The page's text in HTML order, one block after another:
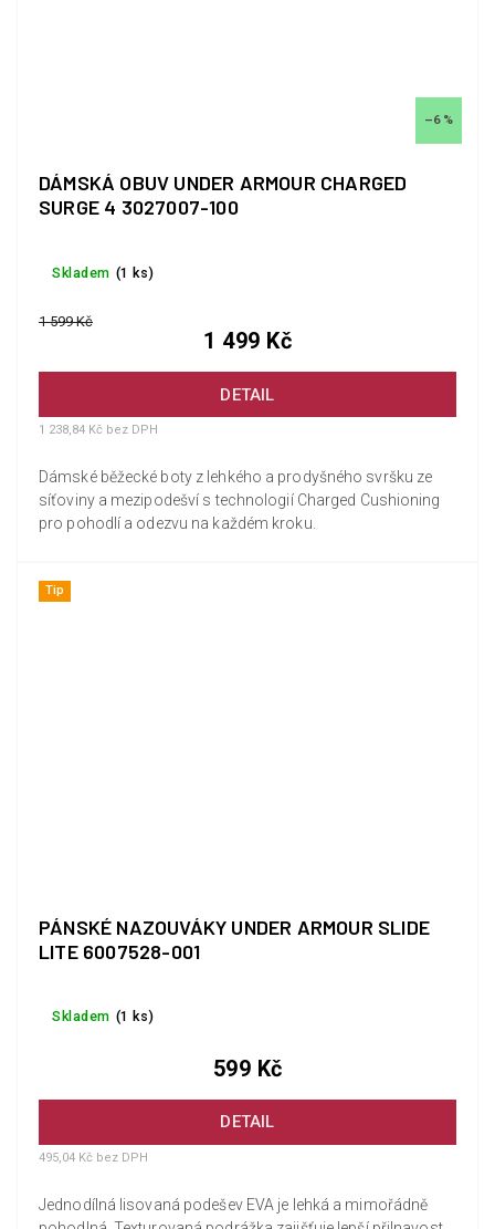
–6 %
DÁMSKÁ OBUV UNDER ARMOUR CHARGED
SURGE 4 3027007-100
Skladem (1 ks)
DETAIL
1 238,84 Kč bez DPH
1 599 Kč
1 499 Kč
Dámské běžecké boty z lehkého a prodyšného svršku ze
síťoviny a mezipodešví s technologií Charged Cushioning
pro pohodlí a odezvu na každém kroku.
Tip
PÁNSKÉ NAZOUVÁKY UNDER ARMOUR SLIDE
LITE 6007528-001
Skladem (1 ks)
DETAIL
495,04 Kč bez DPH
599 Kč
Jednodílná lisovaná podešev EVA je lehká a mimořádně